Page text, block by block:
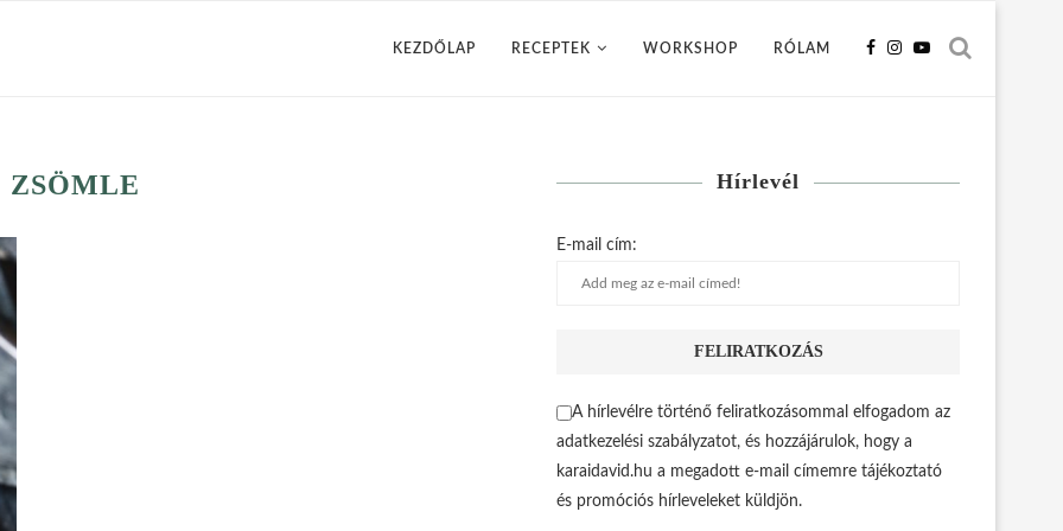
KEZDŐLAP RECEPTEK WORKSHOP RÓLAM
ZSÖMLE Hírlevél
E-mail cím:
A hírlevélre történő feliratkozásommal elfogadom az
adatkezelési szabályzatot, és hozzájárulok, hogy a
karaidavid.hu a megadott e-mail címemre tájékoztató
és promóciós hírleveleket küldjön.